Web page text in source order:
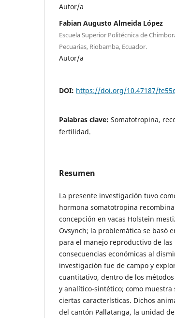
Autor/a
Fabian Augusto Almeida López
Escuela Superior Politécnica de
Pecuarias, Riobamba, Ecuador.
Autor/a
DOI: https://doi.org/10.47187/
Palabras clave: Somatotropina,
fertilidad.
Resumen
La presente investigación tuvo
hormona somatotropina
concepción en vacas Holstein
Ovsynch; la problemática se basó
para el manejo reproductivo de
consecuencias económicas al
investigación fue de campo y
cuantitativo, dentro de los
y analítico-sintético; como
ciertas características. Dichos
del cantón Pallatanga, la unidad